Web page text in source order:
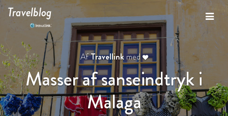
Travelblog
AfTravellinkmed
Masser af sanseindtryk i
Malaga